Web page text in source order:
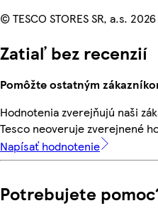
© TESCO STORES SR, a.s. 2026
Zatiaľ bez recenzií
Pomôžte ostatným
Hodnotenia zverejňujú naši
Tesco neoveruje zverejnené
Napísať hodnotenie
Potrebujete